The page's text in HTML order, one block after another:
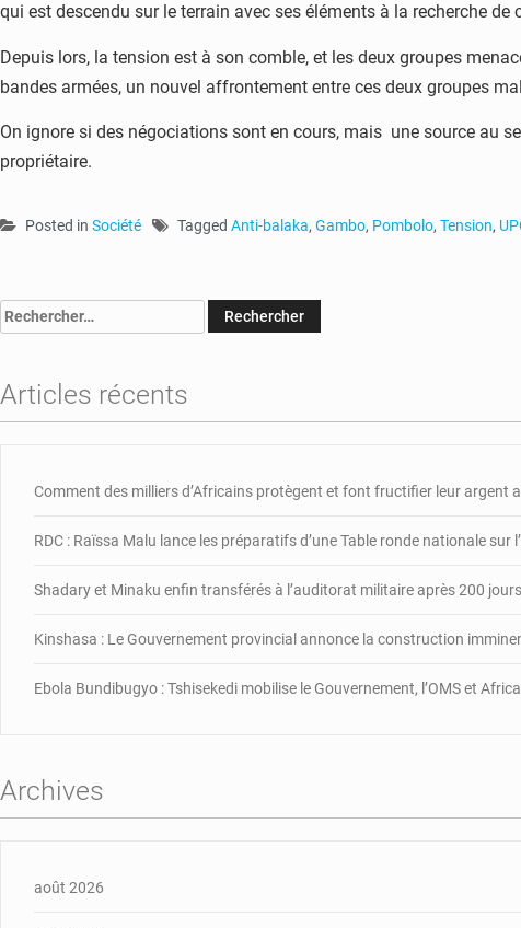
qui est descendu sur le terrain avec ses éléments à la recherche
Depuis lors, la tension est à son comble, et les deux groupes
bandes armées, un nouvel affrontement entre ces deux groupes
On ignore si des négociations sont en cours, mais une source au
propriétaire.
Posted in Société Tagged Anti-balaka, Gambo, Pombolo, Tension,
Rechercher :
Articles récents
Comment des milliers d’Africains protègent et font fructifier leur argent
RDC : Raïssa Malu lance les préparatifs d’une Table ronde nationale
Shadary et Minaku enfin transférés à l’auditorat militaire après 200
Kinshasa : Le Gouvernement provincial annonce la construction
Ebola Bundibugyo : Tshisekedi mobilise le Gouvernement, l’OMS et
Archives
août 2026